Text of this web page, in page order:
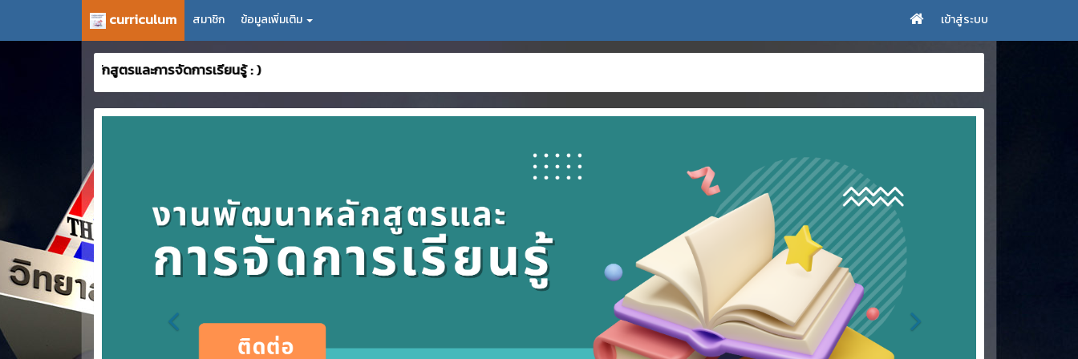
curriculum สมาชิก ข้อมูลเพิ่มเติม เข้าสู่ระบบ
นาหลักสูตรและการจัดการเรียนรู้ : )